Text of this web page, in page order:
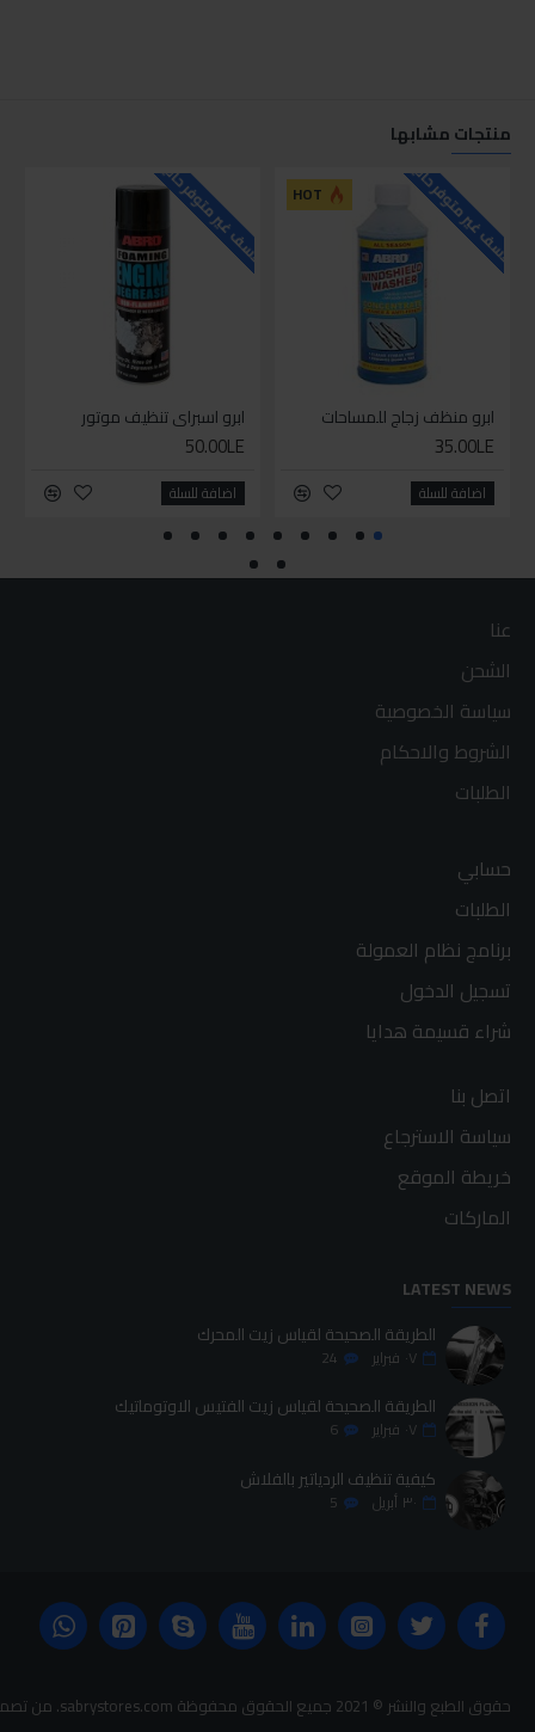
منتجات مشابها
HOT للاسف غير متوفر حاليا
ابرو منظف زجاج للمساحات
35.00LE
اضافة للسلة
للاسف غير متوفر حاليا
ابرو اسبراي تنظيف موتور
50.00LE
اضافة للسلة
عنا
الشحن
سياسة الخصوصية
الشروط والاحكام
الطلبات
حسابي
الطلبات
برنامج نظام العمولة
تسجيل الدخول
شراء قسيمة هدايا
اتصل بنا
سياسة الاسترجاع
خريطة الموقع
الماركات
LATEST NEWS
الطريقة الصحيحة لقياس زيت المحرك
٠٧ فبراير 24
الطريقة الصحيحة لقياس زيت الفتيس الاوتوماتيك
٠٧ فبراير 6
كيفية تنظيف الردياتير بالفلاش
٣٠ أبريل 5
حقوق الطبع والنشر © 2021 جميع الحقوق محفوظة sabrystores.com. من تصميم-